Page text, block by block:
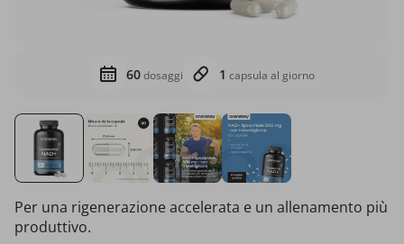
60dosaggi 1 capsula al giorno
Per una rigenerazione accelerata e un allenamento più
produttivo.